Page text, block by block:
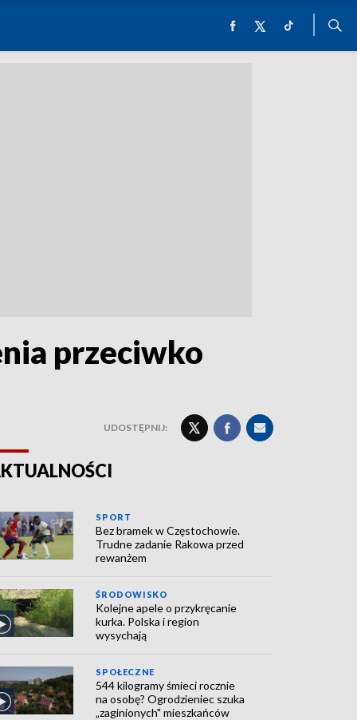
przeciwko
UDOSTĘPNIJ:
SPORT
Bez bramek w Częstochowie.
Trudne zadanie Rakowa przed
rewanżem
ŚRODOWISKO
Kolejne apele o przykręcanie
kurka. Polska i region
wysychają
SPOŁECZNE
544 kilogramy śmieci rocznie
na osobę? Ogrodzieniec szuka
„zaginionych" mieszkańców